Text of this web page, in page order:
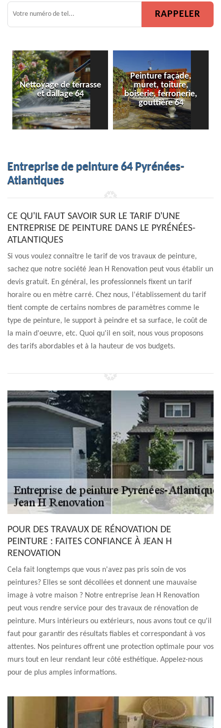
Peinture façade,
muret, toiture,
boiserie, ferronerie,
gouttière 64
Peinture de clôture 64
Entreprise de peinture 64 Pyrénées-
Atlantiques
CE QU'IL FAUT SAVOIR SUR LE TARIF D'UNE
ENTREPRISE DE PEINTURE DANS LE PYRÉNÉES-
ATLANTIQUES
Si vous voulez connaître le tarif de vos travaux de peinture,
sachez que notre société Jean H Renovation peut vous établir un
devis gratuit. En général, les professionnels fixent un tarif
horaire ou en mètre carré. Chez nous, l'établissement du tarif
tient compte de certains nombres de paramètres comme le
type de peinture, le support à peindre et sa surface, le coût de
la main d'oeuvre, etc. Quoi qu'il en soit, nous vous proposons
des tarifs abordables et à la hauteur de vos budgets.
POUR DES TRAVAUX DE RÉNOVATION DE
PEINTURE : FAITES CONFIANCE À JEAN H
RENOVATION
Cela fait longtemps que vous n'avez pas pris soin de vos
peintures? Elles se sont décollées et donnent une mauvaise
image à votre maison ? Notre entreprise Jean H Renovation
peut vous rendre service pour des travaux de rénovation de
peinture. Murs intérieurs ou extérieurs, nous avons tout ce qu'il
faut pour garantir des résultats fiables et correspondant à vos
attentes. Nos peintures offrent une protection optimale pour vos
murs tout en leur rendant leur côté esthétique. Appelez-nous
pour de plus amples informations.